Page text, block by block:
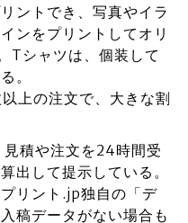
ントでき、写真やイラ
ンをプリントしてオリ
Tシャツは、個装して
。
上の注文で、大きな割
積や注文を24時間受
出して提示している。
リント.jp独自の「デ
稿データがない場合も